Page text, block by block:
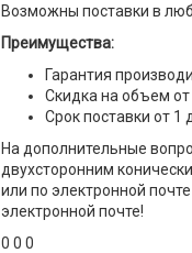
Возможны поставки в
Преимущества:
Гарантия
Скидка на объем от
Срок поставки от 1
На дополнительные
двухсторонним
или по электронной
электронной почте!
0 0 0